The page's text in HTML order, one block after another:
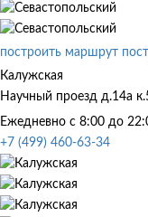
построить маршрут
Калужская
Научный проезд д.14а
Ежедневно с 8:00 до
+7 (499) 460-63-34